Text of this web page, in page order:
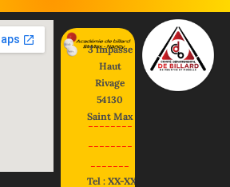
3 impasse
Haut
Rivage
54130
Saint Max
--------
--------
-------
Tel : XX-XX-